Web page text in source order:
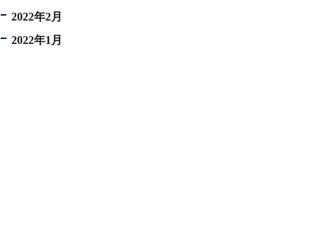
2022年2月
2022年1月